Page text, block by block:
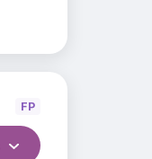
FP